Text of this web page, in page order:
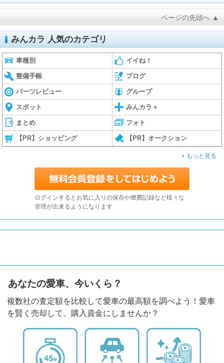
ページの先頭へ ▲
みんカラ 人気のカテゴリ
車種別 イイね！
整備手帳 ブログ
パーツレビュー グループ
スポット みんカラ＋
まとめ フォト
【PR】ショッピング 【PR】オークション
もっと見る
ログインするとお気に入りの保存や燃費記録など様々な
管理が出来るようになります
あなたの愛車、今いくら？
複数社の査定額を比較して愛車の最高額を調べよう！愛車
を賢く売却して、購入資金にしませんか？